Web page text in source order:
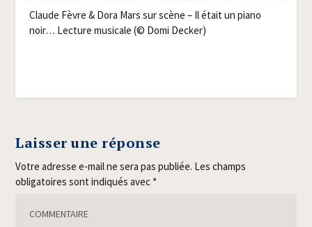
Claude Fèvre & Dora Mars sur scène – Il était un pia­no
noir… Lec­ture musi­cale (© Domi Decker)
Laisser une réponse
Votre adresse e-mail ne sera pas publiée. Les champs
obligatoires sont indiqués avec *